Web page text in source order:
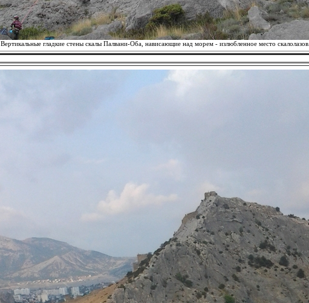
Вертикальные гладкие стены скалы Палвани-Оба, нависающие над морем - излюбленное место скалолазов.